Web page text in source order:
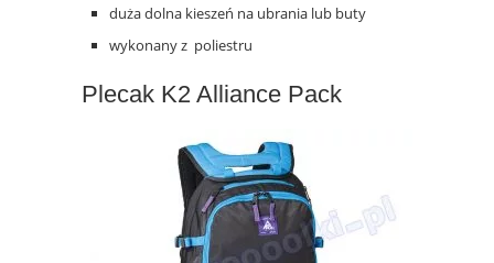
duża dolna kieszeń na ubrania lub buty
wykonany z poliestru
Plecak K2 Alliance Pack